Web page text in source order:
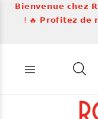
𝗕𝗶𝗲𝗻𝘃𝗲𝗻𝘂𝗲 𝗰𝗵𝗲𝘇
! 🔥 𝗣𝗿𝗼𝗳𝗶𝘁𝗲𝘇 𝗱𝗲